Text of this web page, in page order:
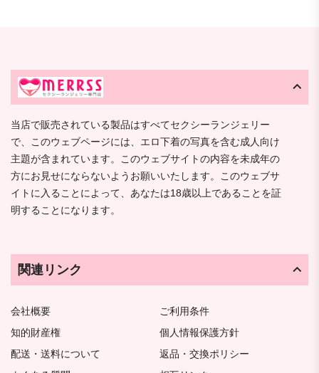
当店で販売されている製品はすべてセクシーランジェリー
で、このウェブページには、エロ下着の写真を含む成人向け
主題が含まれています。このウェブサイトの内容を未成年の
方にお見せにならないようお願いいたします。このウェブサ
イトに入ることによって、あなたは18歳以上であることを証
明することになります。
関連リンク
会社概要
ご利用条件
知的財産権
個人情報保護方針
配送・送料について
返品・交換ポリシー